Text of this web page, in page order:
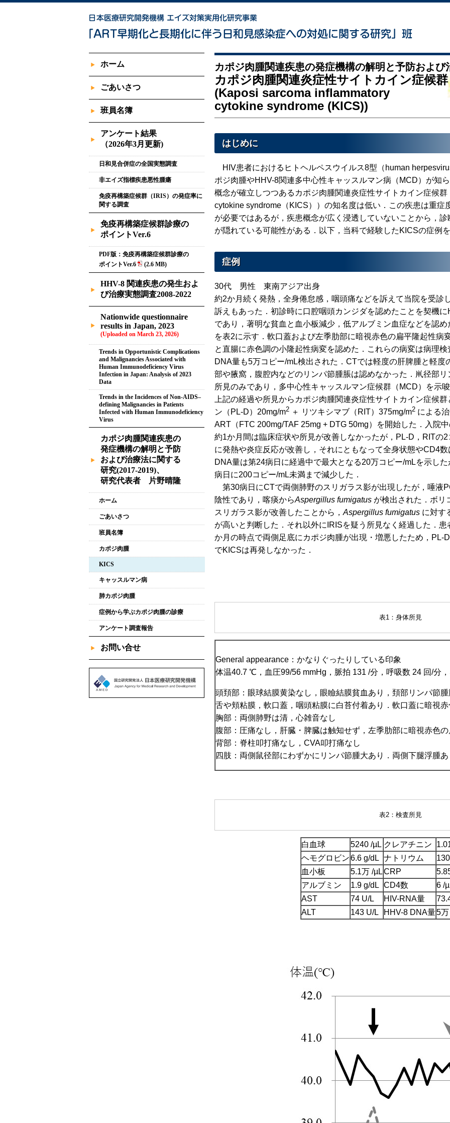
カポジ肉腫関連疾患の発症機構の解明と予防および
カポジ肉腫関連炎症性サイトカイン症候群
(Kaposi sarcoma inflammatory
cytokine syndrome (KICS))
はじめに
HIV患者におけるヒトヘルペスウイルス8型（human
ポジ肉腫やHHV-8関連多中心性キャッスルマン病（MCD）が知
概念が確立しつつあるカポジ肉腫関連炎症性サイトカイン症候
cytokine syndrome（KICS））の知名度は低い．この疾患は重症
が必要ではあるが，疾患概念が広く浸透していないことから，
が隠れている可能性がある．以下，当科で経験したKICSの症例
症例
30代 男性 東南アジア出身
約2か月続く発熱，全身倦怠感，咽頭痛などを訴えて当院を受診
訴えもあった．初診時に口腔咽頭カンジダを認めたことを契機
であり，著明な貧血と血小板減少，低アルブミン血症などを認
を表2に示す．軟口蓋および左季肋部に暗視赤色の扁平隆起性病
と直腸に赤色調の小隆起性病変を認めた．これらの病変は病理
DNA量も5万コピー/mL検出された．CTでは軽度の肝脾腫と軽
部や腋窩，腹腔内などのリンパ節腫脹は認めなかった．鼡径部
所見のみであり，多中心性キャッスルマン症候群（MCD）を示
上記の経過や所見からカポジ肉腫関連炎症性サイトカイン症候
ン（PL-D）20mg/m2 ＋ リツキシマブ（RIT）375mg/m2 による
ART（FTC 200mg/TAF 25mg + DTG 50mg）を開始した．入院
約1か月間は臨床症状や所見が改善しなかったが，PL-D，RITの
に発熱や炎症反応が改善し，それにともなって全身状態やCD4
DNA量は第24病日に経過中で最大となる20万コピー/mLを示し
病日に200コピー/mL未満まで減少した．
第30病日にCTで両側肺野のスリガラス影が出現したが，唾液
陰性であり，喀痰からAspergillus fumigatus が検出された．ボリ
スリガラス影が改善したことから， Aspergillus fumigatus に対す
が高いと判断した．それ以外にIRISを疑う所見なく経過した．
か月の時点で両側足底にカポジ肉腫が出現・増悪したため，PL-
でKICSは再発しなかった．
表1：身体所見
General appearance：かなりぐったりしている印象
体温40.7 ℃，血圧99/56 mmHg，脈拍 131 /分，呼吸数 24 回/分
頭頚部：眼球結膜黄染なし，眼瞼結膜貧血あり，頚部リンパ節
舌や頬粘膜，軟口蓋，咽頭粘膜に白苔付着あり．軟口蓋に暗視
胸部：両側肺野は清，心雑音なし
腹部：圧痛なし，肝臓・脾臓は触知せず，左季肋部に暗視赤色
背部：脊柱叩打痛なし，CVA叩打痛なし
四肢：両側鼠径部にわずかにリンパ節腫大あり．両側下腿浮腫
表2：検査所見
白血球 5240 /µL クレアチニン
ヘモグロビン6.6 g/dL ナトリウム
血小板
5.1万 /µLCRP
アルブミン
1.9 g/dL CD4数
6 /
AST
74 U/L HIV-RNA量
ALT
143 U/L HHV-8 DNA量5
ホーム
ごあいさつ
班員名簿
アンケート結果
（2026年3月更新)
日和見合併症の全国実態調査
非エイズ指標疾患悪性腫瘍
免疫再構築症候群（IRIS）の発症率に
関する調査
免疫再構築症候群診療の
ポイントVer.6
PDF版：免疫再構築症候群診療の
ポイントVer.6
(2.6 MB)
HHV-8 関連疾患の発生およ
び治療実態調査2008-2022
Nationwide questionnaire
results in Japan, 2023
(Uploaded on March 23, 2026)
Trends in Opportunistic Complications
and Malignancies Associated with
Human Immunodeficiency Virus
Infection in Japan: Analysis of 2023
Data
Trends in the Incidences of Non-AIDS–
defining Malignancies in Patients
Infected with Human Immunodeficiency
Virus
カポジ肉腫関連疾患の
発症機構の解明と予防
および治療法に関する
研究(2017-2019)、
研究代表者 片野晴隆
ホーム
ごあいさつ
班員名簿
カポジ肉腫
KICS
キャッスルマン病
肺カポジ肉腫
症例から学ぶカポジ肉腫の診療
アンケート調査報告
お問い合せ